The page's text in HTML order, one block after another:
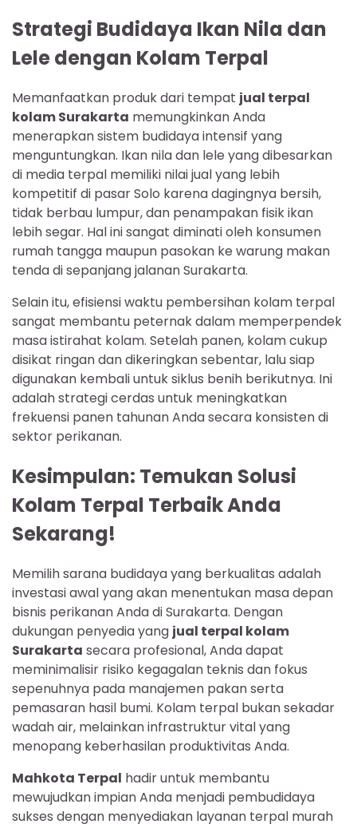
Strategi Budidaya Ikan Nila dan
Lele dengan Kolam Terpal
Memanfaatkan produk dari tempat jual terpal
kolam Surakarta memungkinkan Anda
menerapkan sistem budidaya intensif yang
menguntungkan. Ikan nila dan lele yang dibesarkan
di media terpal memiliki nilai jual yang lebih
kompetitif di pasar Solo karena dagingnya bersih,
tidak berbau lumpur, dan penampakan fisik ikan
lebih segar. Hal ini sangat diminati oleh konsumen
rumah tangga maupun pasokan ke warung makan
tenda di sepanjang jalanan Surakarta.
Selain itu, efisiensi waktu pembersihan kolam terpal
sangat membantu peternak dalam memperpendek
masa istirahat kolam. Setelah panen, kolam cukup
disikat ringan dan dikeringkan sebentar, lalu siap
digunakan kembali untuk siklus benih berikutnya. Ini
adalah strategi cerdas untuk meningkatkan
frekuensi panen tahunan Anda secara konsisten di
sektor perikanan.
Kesimpulan: Temukan Solusi
Kolam Terpal Terbaik Anda
Sekarang!
Memilih sarana budidaya yang berkualitas adalah
investasi awal yang akan menentukan masa depan
bisnis perikanan Anda di Surakarta. Dengan
dukungan penyedia yang jual terpal kolam
Surakarta secara profesional, Anda dapat
meminimalisir risiko kegagalan teknis dan fokus
sepenuhnya pada manajemen pakan serta
pemasaran hasil bumi. Kolam terpal bukan sekadar
wadah air, melainkan infrastruktur vital yang
menopang keberhasilan produktivitas Anda.
Mahkota Terpal hadir untuk membantu
mewujudkan impian Anda menjadi pembudidaya
sukses dengan menyediakan layanan terpal murah